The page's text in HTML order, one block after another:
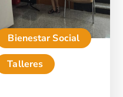
Bienestar Social
Talleres